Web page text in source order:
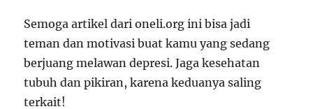
Semoga artikel dari oneli.org ini bisa jadi
teman dan motivasi buat kamu yang sedang
berjuang melawan depresi. Jaga kesehatan
tubuh dan pikiran, karena keduanya saling
terkait!